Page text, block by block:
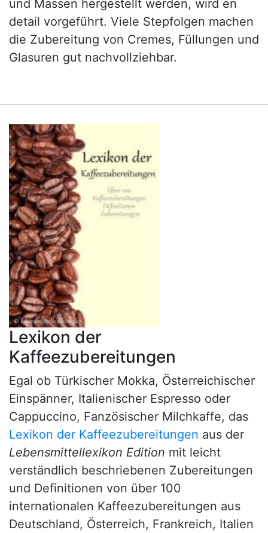
und Massen hergestellt werden, wird en
detail vorgeführt. Viele Stepfolgen machen
die Zubereitung von Cremes, Füllungen und
Glasuren gut nachvollziehbar.
Lexikon der
Kaffeezubereitungen
Egal ob Türkischer Mokka, Österreichischer
Einspänner, Italienischer Espresso oder
Cappuccino, Fanzösischer Milchkaffe, das
Lexikon der Kaffeezubereitungen aus der
Lebensmittellexikon Edition mit leicht
verständlich beschriebenen Zubereitungen
und Definitionen von über 100
internationalen Kaffeezubereitungen aus
Deutschland, Österreich, Frankreich, Italien